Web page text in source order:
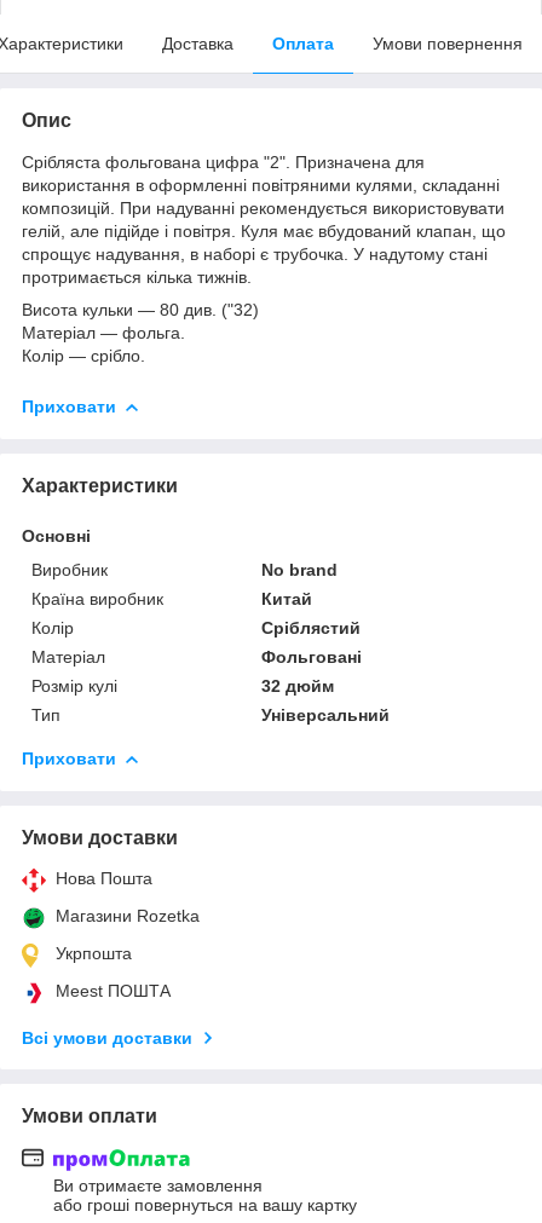
Доставка Оплата Умови повернення
Опис
Срібляста фольгована цифра "2". Призначена для
використання в оформленні повітряними кулями, складанні
композицій. При надуванні рекомендується використовувати
гелій, але підійде і повітря. Куля має вбудований клапан, що
спрощує надування, в наборі є трубочка. У надутому стані
протримається кілька тижнів.
Висота кульки ― 80 див. ("32)
Матеріал ― фольга.
Колір ― срібло.
Приховати
Характеристики
Основні
Виробник
No brand
Країна виробник
Китай
Колір
Сріблястий
Матеріал
Фольговані
Розмір кулі
32 дюйм
Тип
Універсальний
Приховати
Умови доставки
Нова Пошта
Магазини Rozetka
Укрпошта
Meest ПОШТА
Всі умови доставки
Умови оплати
Ви отримаєте замовлення
або гроші повернуться на вашу картку